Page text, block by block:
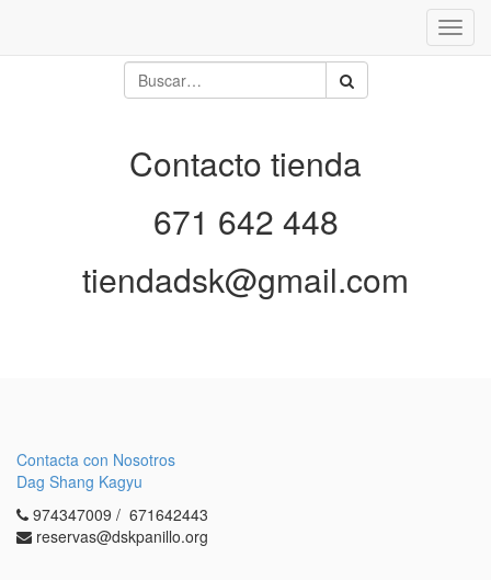
Contacto tienda
671 642 448
tiendadsk@gmail.com
Contacta con Nosotros
Dag Shang Kagyu
974347009 / 671642443
reservas@dskpanillo.org